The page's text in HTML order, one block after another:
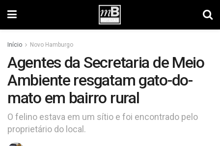
Início Novo Hamburgo
Agentes da Secretaria de Meio
Ambiente resgatam gato-do-
mato em bairro rural
O felino estava em um sítio e foi encontrado pelo
proprietário do local.